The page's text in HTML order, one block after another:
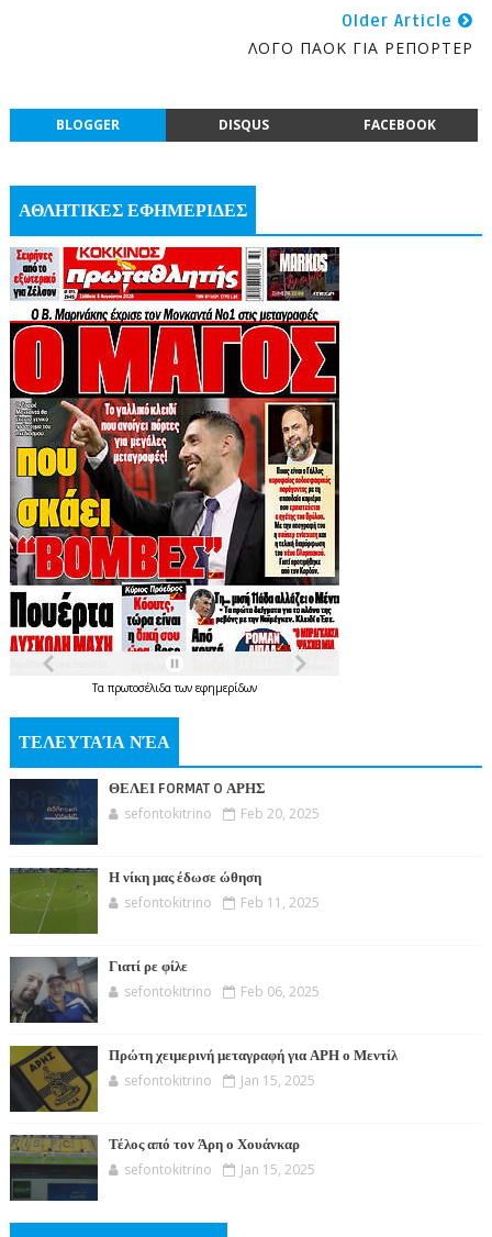
Older Article
ΛΟΓΟ ΠΑΟΚ ΓΙΑ ΡΕΠΟΡΤΕΡ
BLOGGER DISQUS FACEBOOK
ΑΘΛΗΤΙΚΕΣ ΕΦΗΜΕΡΙΔΕΣ
Τα πρωτοσέλιδατων εφημερίδων
ΤΕΛΕΥΤΑΊΑ ΝΈΑ
ΘΕΛΕΙ FORMAT O ΑΡΗΣ
sefontokitrino Feb 20, 2025
Η νίκη μας έδωσε ώθηση
sefontokitrino Feb 11, 2025
Γιατί ρε φίλε
sefontokitrino Feb 06, 2025
Πρώτη χειμερινή μεταγραφή για ΑΡΗ ο Μεντίλ
sefontokitrino Jan 15, 2025
Τέλος από τον Άρη ο Χουάνκαρ
sefontokitrino Jan 15, 2025